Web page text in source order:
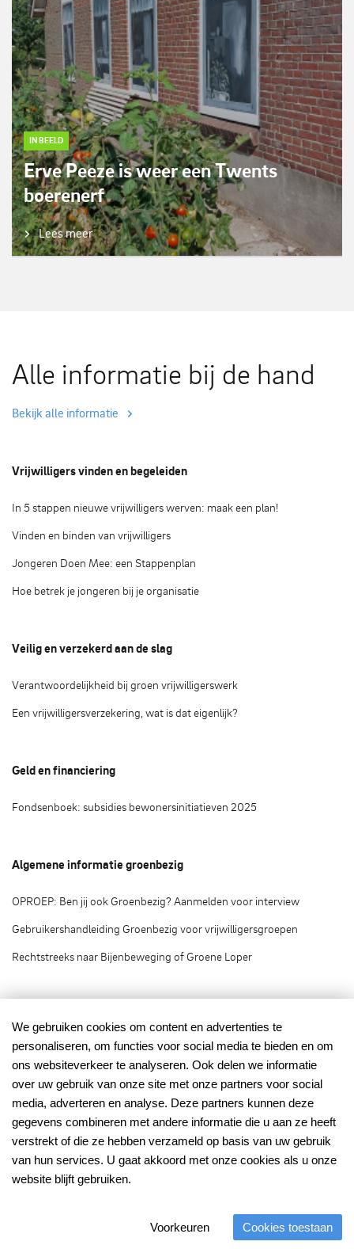
IN BEELD
Erve Peeze is weer een Twents
boerenerf
Lees meer
Alle informatie bij de hand
Bekijk alle informatie
Vrijwilligers vinden en begeleiden
In 5 stappen nieuwe vrijwilligers werven: maak een plan!
Vinden en binden van vrijwilligers
Jongeren Doen Mee: een Stappenplan
Hoe betrek je jongeren bij je organisatie
Veilig en verzekerd aan de slag
Verantwoordelijkheid bij groen vrijwilligerswerk
Een vrijwilligersverzekering, wat is dat eigenlijk?
Geld en financiering
Fondsenboek: subsidies bewonersinitiatieven 2025
Algemene informatie groenbezig
OPROEP: Ben jij ook Groenbezig? Aanmelden voor interview
Gebruikershandleiding Groenbezig voor vrijwilligersgroepen
Rechtstreeks naar Bijenbeweging of Groene Loper
Groenbezig.nl © 2020
Groenbezig.nl is het vrijwilligersplatform van:
Mede mogelijk gemaakt
met financiering van:
We gebruiken cookies om content en advertenties te
personaliseren, om functies voor social media te bieden en om
ons websiteverkeer te analyseren. Ook delen we informatie
over uw gebruik van onze site met onze partners voor social
media, adverteren en analyse. Deze partners kunnen deze
gegevens combineren met andere informatie die u aan ze heeft
verstrekt of die ze hebben verzameld op basis van uw gebruik
van hun services. U gaat akkoord met onze cookies als u onze
website blijft gebruiken.
Voorkeuren Cookies toestaan